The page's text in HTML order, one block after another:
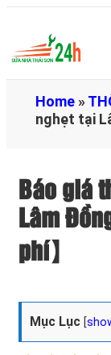
Home »
nghẹt tại
Báo giá
Lâm
phí】
Mục Lục [